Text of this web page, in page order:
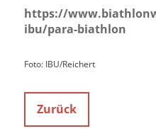
https://
ibu/para-biathlon
Foto: IBU/Reichert
Zurück